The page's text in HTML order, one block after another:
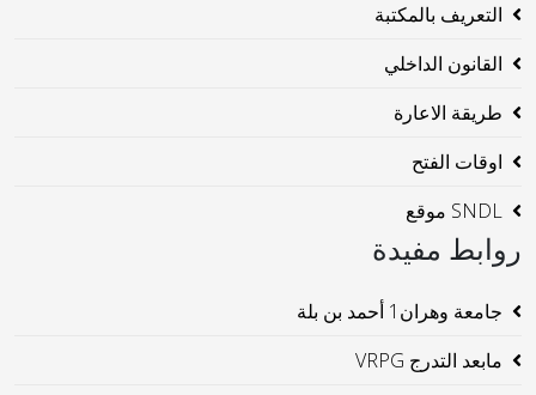
التعريف بالمكتبة
القانون الداخلي
طريقة الاعارة
اوقات الفتح
SNDL موقع
روابط مفيدة
جامعة وهران1 أحمد بن بلة
مابعد التدرج VRPG